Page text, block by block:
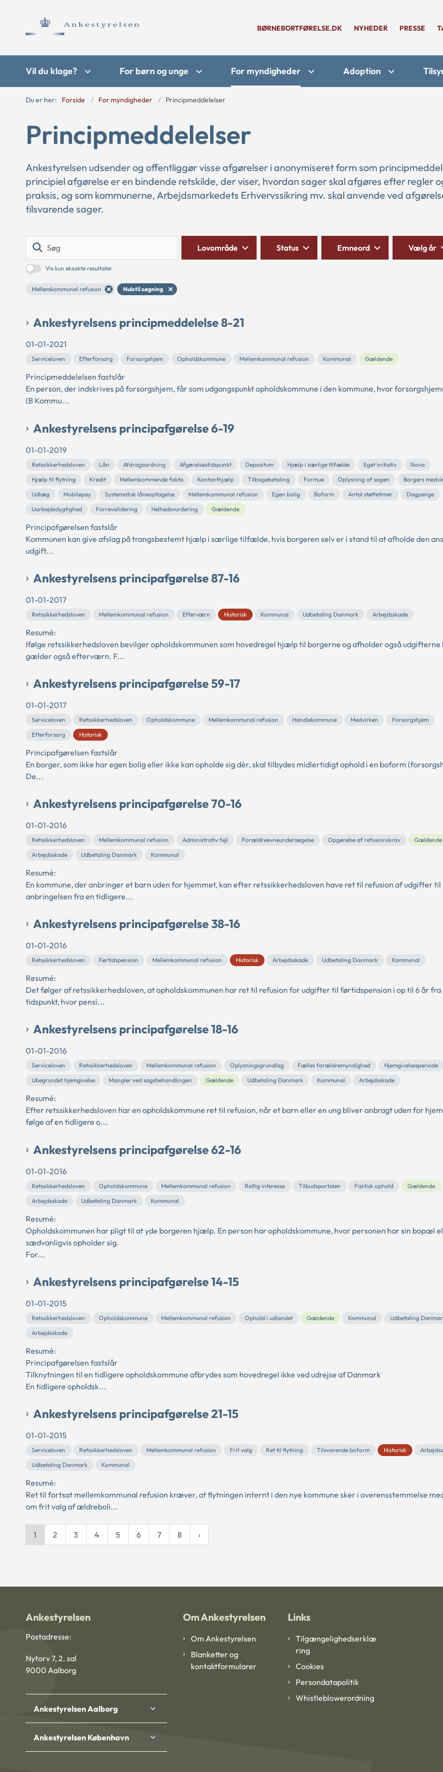
BØRNEBORTFØRELSE.DK NYHEDER PRESSE
Vil du klage? For børn og unge For myndigheder Adoption
Du er her: Forside For myndigheder Principmeddelelser
Principmeddelelser
Ankestyrelsen udsender og offentliggør visse afgørelser i anonymiseret form som
principiel afgørelse er en bindende retskilde, der viser, hvordan sager skal afgøres efter regler
praksis, og som kommunerne, Arbejdsmarkedets Erhvervssikring mv. skal anvende ved
tilsvarende sager.
Vis kun eksakte resultater
Lovområde Status Emneord Vælg år
Mellemkommunal refusion Nulstil søgning
Ankestyrelsens principmeddelelse 8-21
01-01-2021
Serviceloven Efterforsorg Forsorgshjem Opholdskommune Mellemkommunal refusion Kommunal Gældende
Principmeddelelsen fastslår
En person, der indskrives på forsorgshjem, får som udgangspunkt opholdskommune i den kommune, hvor
(B Kommu...
Ankestyrelsens principafgørelse 6-19
01-01-2019
Retssikkerhedsloven Lån Afdragsordning Afgørelsestidspunkt Depositum Hjælp i særlige tilfælde Eget initiativ
Nova
Hjælp til flytning
Kredit Mellemkommende fakta Kontanthjælp Tilbagebetaling Formue Oplysning af sagen
Borgers
Udlæg
Mobilepay Systematisk låneoptagelse Mellemkommunal refusion Egen bolig Boform Antal støttetimer
Dagpenge
Uarbejdsdygtighed
Forrevalidering Helhedsvurdering Gældende
Principafgørelsen fastslår
Kommunen kan give afslag på trangsbestemt hjælp i særlige tilfælde, hvis borgeren selv er i stand til at afholde den
udgift...
Ankestyrelsens principafgørelse 87-16
01-01-2017
Retssikkerhedsloven Mellemkommunal refusion Efterværn Historisk Kommunal Udbetaling Danmark Arbejdsskade
Resumé:
Ifølge retssikkerhedsloven bevilger opholdskommunen som hovedregel hjælp til borgerne og afholder også
gælder også efterværn. F...
Ankestyrelsens principafgørelse 59-17
01-01-2017
Serviceloven Retssikkerhedsloven Opholdskommune Mellemkommunal refusion Handlekommune Medvirken
Forsorgshjem
Efterforsorg
Historisk
Principafgørelsen fastslår
En borger, som ikke har egen bolig eller ikke kan opholde sig dér, skal tilbydes midlertidigt ophold i en boform
De...
Ankestyrelsens principafgørelse 70-16
01-01-2016
Retssikkerhedsloven Mellemkommunal refusion Administrativ fejl Forældreevneundersøgelse Opgørelse af refusionskrav
Gældende
Arbejdsskade
Udbetaling Danmark Kommunal
Resumé:
En kommune, der anbringer et barn uden for hjemmet, kan efter retssikkerhedsloven have ret til refusion af udgifter til
anbringelsen fra en tidligere...
Ankestyrelsens principafgørelse 38-16
01-01-2016
Retssikkerhedsloven Førtidspension Mellemkommunal refusion Historisk Arbejdsskade Udbetaling Danmark Kommunal
Resumé:
Det følger af retssikkerhedsloven, at opholdskommunen har ret til refusion for udgifter til førtidspension i op til 6 år fra
tidspunkt, hvor pensi...
Ankestyrelsens principafgørelse 18-16
01-01-2016
Serviceloven Retssikkerhedsloven Mellemkommunal refusion Oplysningsgrundlag Fælles forældremyndighed
Hjemgivelsesperiode
Ubegrundet hjemgivelse
Mangler ved sagsbehandlingen Gældende Udbetaling Danmark Kommunal Arbejdsskade
Resumé:
Efter retssikkerhedsloven har en opholdskommune ret til refusion, når et barn eller en ung bliver anbragt uden for
følge af en tidligere o...
Ankestyrelsens principafgørelse 62-16
01-01-2016
Retssikkerhedsloven Opholdskommune Mellemkommunal refusion Retlig interesse Tilbudsportalen Faktisk ophold
Gældende
Arbejdsskade
Udbetaling Danmark Kommunal
Resumé:
Opholdskommunen har pligt til at yde borgeren hjælp. En person har opholdskommune, hvor personen har sin bopæl
sædvanligvis opholder sig.
For...
Ankestyrelsens principafgørelse 14-15
01-01-2015
Retssikkerhedsloven Opholdskommune Mellemkommunal refusion Ophold i udlandet Gældende Kommunal
Udbetaling
Arbejdsskade
Resumé:
Principafgørelsen fastslår
Tilknytningen til en tidligere opholdskommune afbrydes som hovedregel ikke ved udrejse af Danmark
En tidligere opholdsk...
Ankestyrelsens principafgørelse 21-15
01-01-2015
Serviceloven Retssikkerhedsloven Mellemkommunal refusion Frit valg Ret til flytning Tilsvarende boform Historisk
Udbetaling Danmark
Kommunal
Resumé:
Ret til fortsat mellemkommunal refusion kræver, at flytningen internt i den nye kommune sker i overensstemmelse
om frit valg af ældreboli...
1 2 3 4 5 6 7 8
Ankestyrelsen
Postadresse:
Nytorv 7, 2. sal
9000 Aalborg
Ankestyrelsen Aalborg
Ankestyrelsen København
Om Ankestyrelsen
Om Ankestyrelsen
Blanketter og
kontaktformularer
Links
Tilgængelighedserklæ
ring
Cookies
Persondatapolitik
Whistleblowerordning